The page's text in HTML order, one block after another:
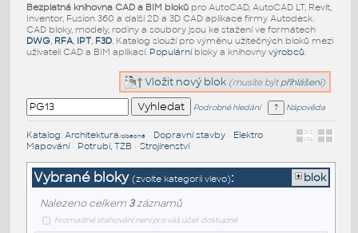
Bezplatná knihovna CAD a BIM blokůpro AutoCAD, AutoCAD LT, Revit,
Inventor, Fusion 360 a další 2D a 3D CAD aplikace firmy Autodesk.
CAD bloky, modely, rodiny a soubory jsou ke stažení ve formátech
DWG, RFA, IPT, F3D. Katalog slouží pro výměnu užitečných bloků mezi
uživateli CAD a BIM aplikací. Populárníbloky a knihovny výrobců.
Vložit nový blok (musíte být přihlášeni)
Podrobné hledání Nápověda
Katalog: Architektura/obecné• Dopravní stavby• Elektro•
Mapování• Potrubí, TZB • Strojírenství
Vybrané bloky (zvolte kategorii vlevo): blok
Nalezeno celkem 3záznamů
hromadné stahování není pro váš účet dostupné